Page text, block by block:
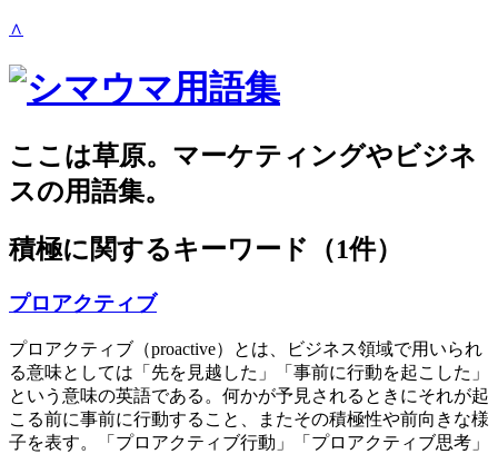
∧
ここは草原。マーケティングやビジネ
スの用語集。
積極に関するキーワード（1件）
プロアクティブ
プロアクティブ（proactive）とは、ビジネス領域で用いられ
る意味としては「先を見越した」「事前に行動を起こした」
という意味の英語である。何かが予見されるときにそれが起
こる前に事前に行動すること、またその積極性や前向きな様
子を表す。「プロアクティブ行動」「プロアクティブ思考」